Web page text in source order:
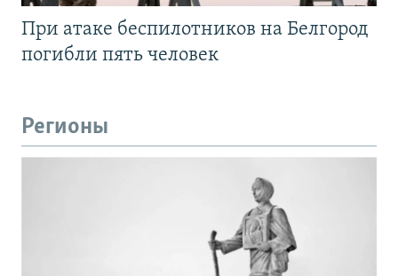
При атаке беспилотников на Белгород
погибли пять человек
Регионы